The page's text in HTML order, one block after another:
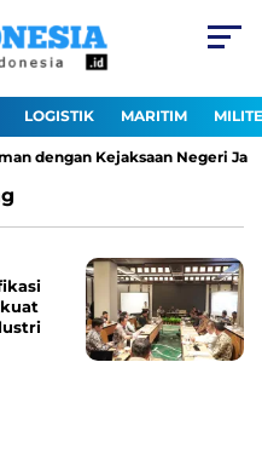
LOGISTIK MARITIM
dengan Kejaksaan Negeri